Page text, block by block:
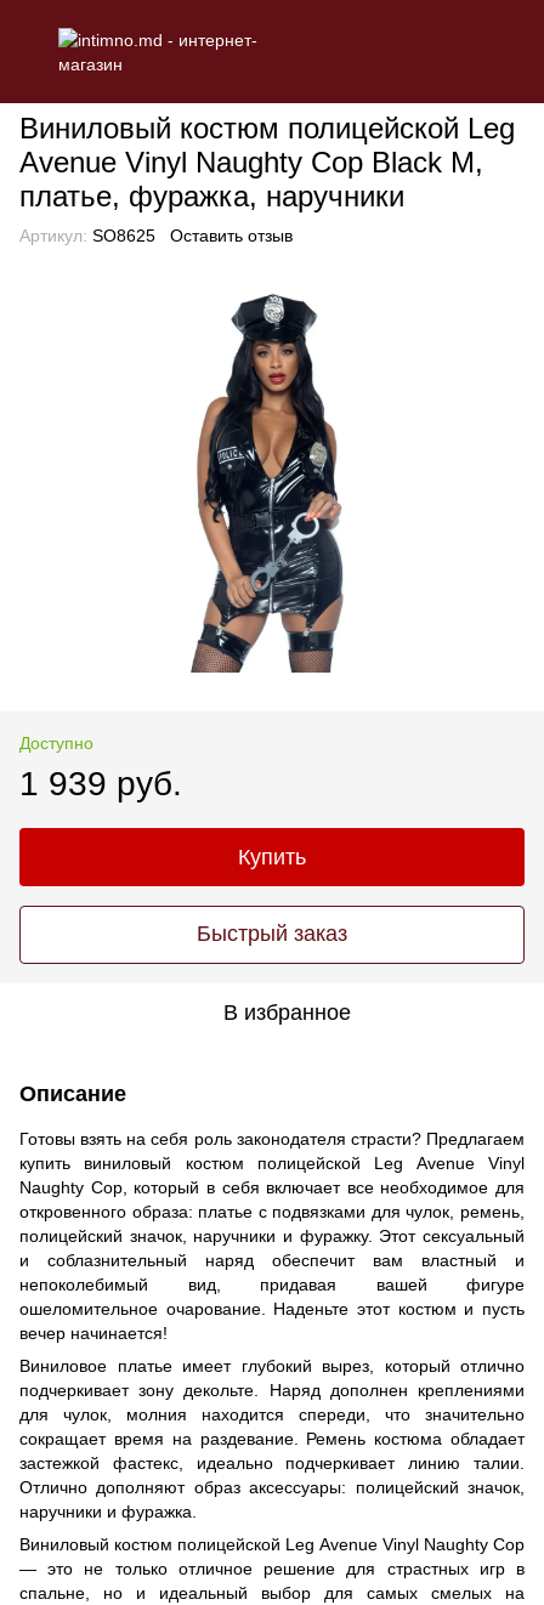
Виниловый костюм полицейской Leg
Avenue Vinyl Naughty Cop Black M,
платье, фуражка, наручники
Артикул: SO8625 Оставить отзыв
Доступно
1 939 руб.
Купить
Быстрый заказ
В избранное
Описание
Готовы взять на себя роль законодателя страсти? Предлагаем
купить виниловый костюм полицейской Leg Avenue Vinyl
Naughty Cop, который в себя включает все необходимое для
откровенного образа: платье с подвязками для чулок, ремень,
полицейский значок, наручники и фуражку. Этот сексуальный
и соблазнительный наряд обеспечит вам властный и
непоколебимый вид, придавая вашей фигуре
ошеломительное очарование. Наденьте этот костюм и пусть
вечер начинается!
Виниловое платье имеет глубокий вырез, который отлично
подчеркивает зону декольте. Наряд дополнен креплениями
для чулок, молния находится спереди, что значительно
сокращает время на раздевание. Ремень костюма обладает
застежкой фастекс, идеально подчеркивает линию талии.
Отлично дополняют образ аксессуары: полицейский значок,
наручники и фуражка.
Виниловый костюм полицейской Leg Avenue Vinyl Naughty Cop
— это не только отличное решение для страстных игр в
спальне, но и идеальный выбор для самых смелых на